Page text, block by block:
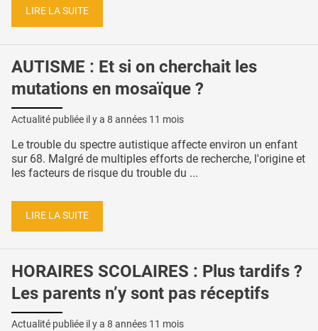
LIRE LA SUITE
AUTISME : Et si on cherchait les
mutations en mosaïque ?
Actualité publiée il y a 8 années 11 mois
Le trouble du spectre autistique affecte environ un enfant
sur 68. Malgré de multiples efforts de recherche, l'origine et
les facteurs de risque du trouble du ...
LIRE LA SUITE
HORAIRES SCOLAIRES : Plus tardifs ?
Les parents n’y sont pas réceptifs
Actualité publiée il y a 8 années 11 mois